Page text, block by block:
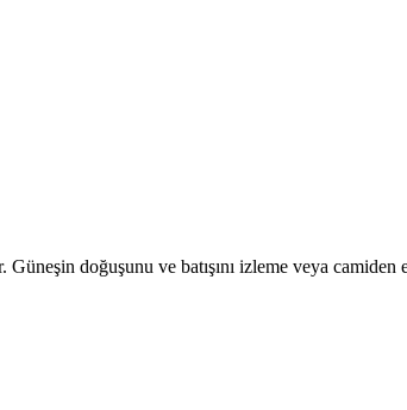
doğuşunu ve batışını izleme veya